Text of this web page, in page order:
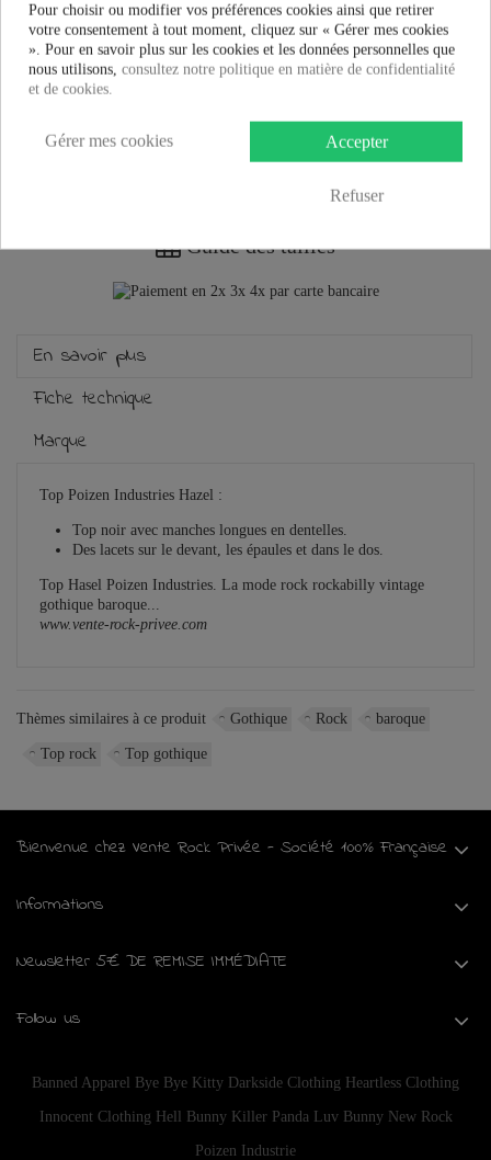
32,90 €
et la livraison est offerte !
Guide des tailles
En savoir plus
Fiche technique
Marque
Top Poizen Industries Hazel :
Top noir avec manches longues en dentelles.
Des lacets sur le devant, les épaules et dans le dos.
Top Hasel Poizen Industries. La mode rock rockabilly vintage
gothique baroque...
www.vente-rock-privee.com
Thèmes similaires à ce produit Gothique Rock baroque
Top rock Top gothique
Bienvenue chez Vente Rock Privée - Société 100% Française
Informations
Newsletter 5€ DE REMISE IMMÉDIATE
Follow us
Banned Apparel Bye Bye Kitty Darkside Clothing Heartless Clothing
Innocent Clothing Hell Bunny Killer Panda Luv Bunny New Rock
Poizen Industrie
Pour choisir ou modifier vos préférences cookies ainsi que retirer
votre consentement à tout moment, cliquez sur « Gérer mes cookies
». Pour en savoir plus sur les cookies et les données personnelles que
nous utilisons, consultez notre politique en matière de confidentialité
et de cookies.
Accepter
Refuser
Gérer mes cookies